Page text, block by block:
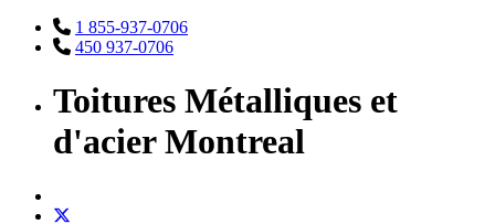
1 855-937-0706
450 937-0706
Toitures Métalliques et
d'acier Montreal